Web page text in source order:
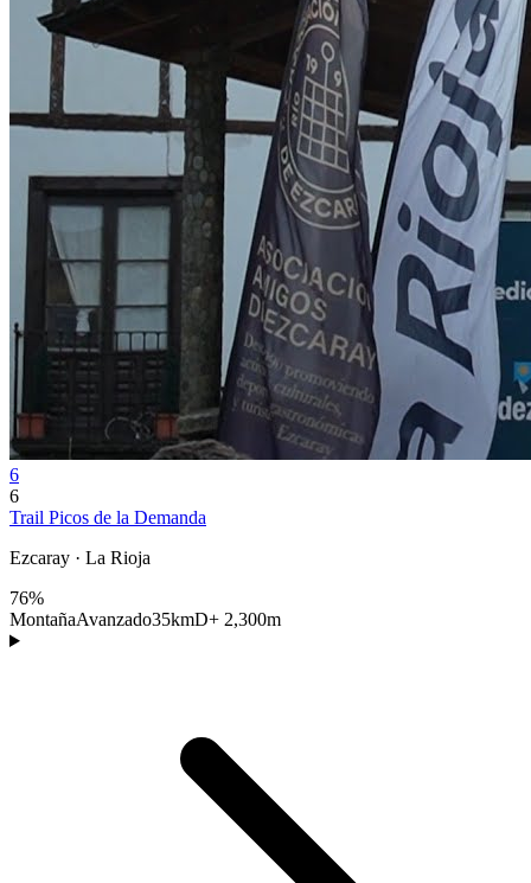
6
6
Trail Picos de la Demanda
Ezcaray · La Rioja
76%
MontañaAvanzado35kmD+ 2,300m